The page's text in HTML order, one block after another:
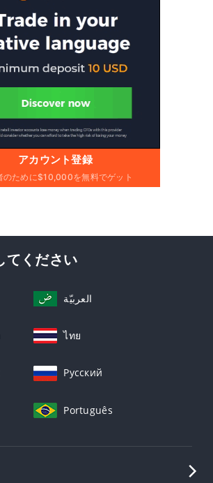
アカウント登録
のために$10,000を無料でゲット
てください
العربيّة
ไทย
Русский
Português